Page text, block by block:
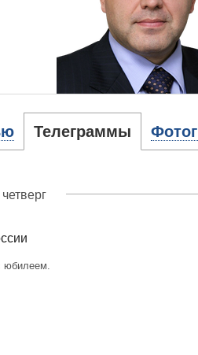
Телеграммы
юбилеем.